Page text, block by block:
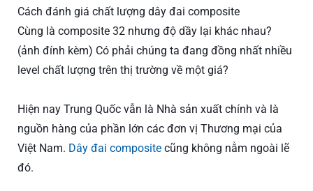
Cách đánh giá chất lượng dây đai composite
Cùng là composite 32 nhưng độ dầy lại khác nhau?
(ảnh đính kèm) Có phải chúng ta đang đồng nhất nhiều
level chất lượng trên thị trường về một giá?
Hiện nay Trung Quốc vẫn là Nhà sản xuất chính và là
nguồn hàng của phần lớn các đơn vị Thương mại của
Việt Nam. Dây đai composite cũng không nằm ngoài lẽ
đó.